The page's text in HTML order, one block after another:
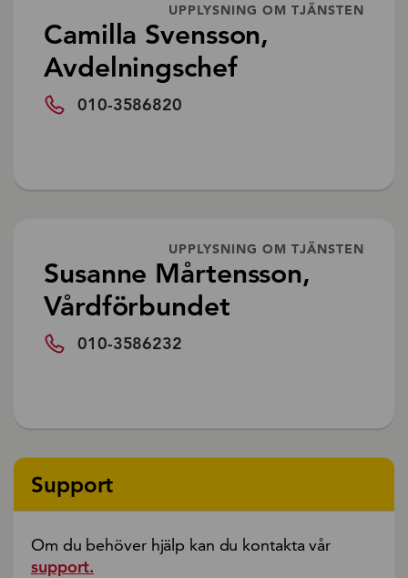
UPPLYSNING OM TJÄNSTEN
Camilla Svensson,
Avdelningschef
010-3586820
UPPLYSNING OM TJÄNSTEN
Susanne Mårtensson,
Vårdförbundet
010-3586232
Support
Om du behöver hjälp kan du kontakta vår
support.